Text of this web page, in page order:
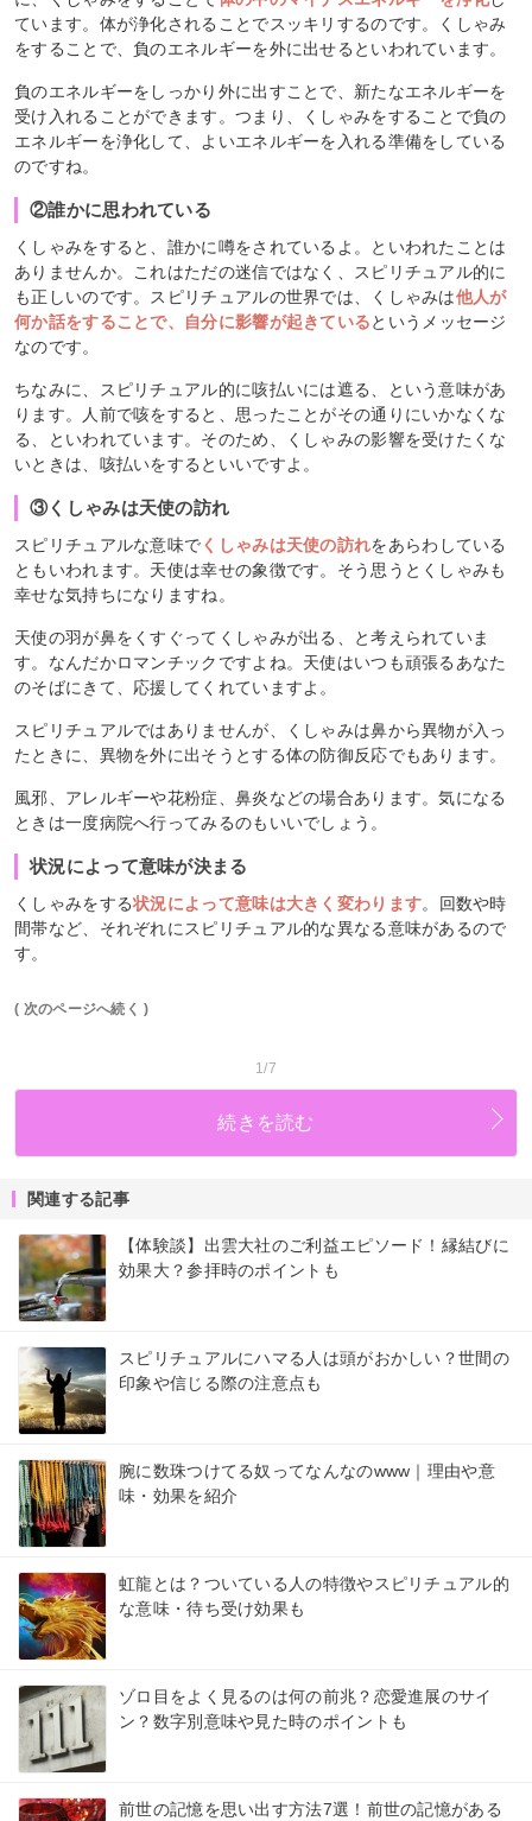
ています。体が浄化されることでスッキリするのです。くしゃみ
をすることで、負のエネルギーを外に出せるといわれています。
負のエネルギーをしっかり外に出すことで、新たなエネルギーを
受け入れることができます。つまり、くしゃみをすることで負の
エネルギーを浄化して、よいエネルギーを入れる準備をしている
のですね。
②誰かに思われている
くしゃみをすると、誰かに噂をされているよ。といわれたことは
ありませんか。これはただの迷信ではなく、スピリチュアル的に
も正しいのです。スピリチュアルの世界では、くしゃみは他人が
何か話をすることで、自分に影響が起きているというメッセージ
なのです。
ちなみに、スピリチュアル的に咳払いには遮る、という意味があ
ります。人前で咳をすると、思ったことがその通りにいかなくな
る、といわれています。そのため、くしゃみの影響を受けたくな
いときは、咳払いをするといいですよ。
③くしゃみは天使の訪れ
スピリチュアルな意味でくしゃみは天使の訪れをあらわしている
ともいわれます。天使は幸せの象徴です。そう思うとくしゃみも
幸せな気持ちになりますね。
天使の羽が鼻をくすぐってくしゃみが出る、と考えられていま
す。なんだかロマンチックですよね。天使はいつも頑張るあなた
のそばにきて、応援してくれていますよ。
スピリチュアルではありませんが、くしゃみは鼻から異物が入っ
たときに、異物を外に出そうとする体の防御反応でもあります。
風邪、アレルギーや花粉症、鼻炎などの場合あります。気になる
ときは一度病院へ行ってみるのもいいでしょう。
状況によって意味が決まる
くしゃみをする状況によって意味は大きく変わります。回数や時
間帯など、それぞれにスピリチュアル的な異なる意味があるので
す。
( 次のページへ続く )
1/7
続きを読む
関連する記事
【体験談】出雲大社のご利益エピソード！縁結びに
効果大？参拝時のポイントも
スピリチュアルにハマる人は頭がおかしい？世間の
印象や信じる際の注意点も
腕に数珠つけてる奴ってなんなのwww｜理由や意
味・効果を紹介
虹龍とは？ついている人の特徴やスピリチュアル的
な意味・待ち受け効果も
ゾロ目をよく見るのは何の前兆？恋愛進展のサイ
ン？数字別意味や見た時のポイントも
前世の記憶を思い出す方法7選！前世の記憶がある